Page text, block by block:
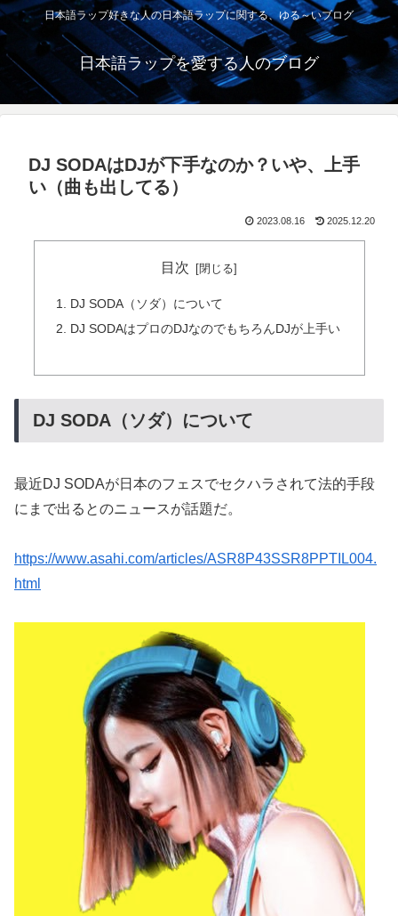
日本語ラップ好きな人の日本語ラップに関する、ゆる～いブログ
日本語ラップを愛する人のブログ
DJ SODAはDJが下手なのか？いや、上手
い（曲も出してる）
2023.08.16 2025.12.20
目次
DJ SODA（ソダ）について
DJ SODAはプロのDJなのでもちろんDJが上手い
DJ SODA（ソダ）について
最近DJ SODAが日本のフェスでセクハラされて法的手段
にまで出るとのニュースが話題だ。
https://www.asahi.com/articles/ASR8P43SSR8PPTIL004.
html